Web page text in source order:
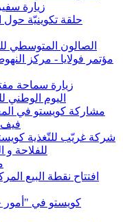
زيارة
حلقة تكوينيّة حول
2016 الصالون المتوسطي
مؤتمر فولايا - مركز
زيارة سماحة
اليوم الوطني
مشاركة كويستو في
فيف
شركة غريّب للتّغذية
للفلاحة و
افتتاح نقطة البيع
كويستو في "أمور